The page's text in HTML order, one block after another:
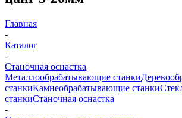
Главная
-
Каталог
-
Станочная оснастка
Металлообрабатывающие станки
станкиКамнеобрабатывающие станки
станкиСтаночная оснастка
-